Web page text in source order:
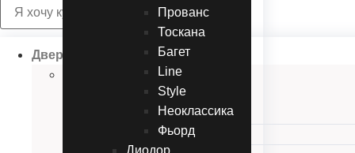
Прованc
Тоскана
Багет
Line
Style
Неоклассика
Фьорд
Диодор
Двери
Карельские двери
Прованc
Тоскана